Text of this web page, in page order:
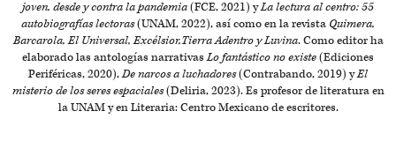
joven, desde y contra la pandemia(FCE, 2021) yLa lectura al centro: 55
autobiografías lectoras(UNAM, 2022), así como en la revista Quimera,
Barcarola, El Universal, Excélsior,Tierra Adentro y Luvina. Como editor ha
elaborado las antologías narrativasLo fantástico no existe(Ediciones
Periféricas, 2020),De narcos a luchadores(Contrabando, 2019) yEl
misterio de los seres espaciales(Deliria, 2023). Es profesor de literatura en
la UNAM y en Literaria: Centro Mexicano de escritores.